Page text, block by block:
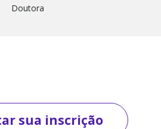
Doutora
sua inscrição